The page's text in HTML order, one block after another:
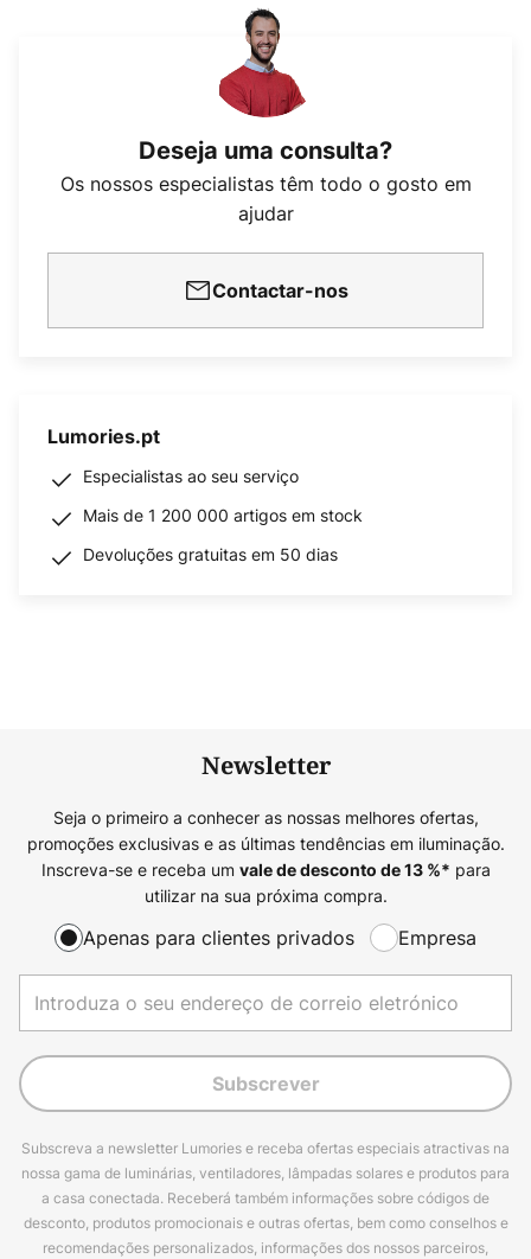
Deseja uma consulta?
Os nossos especialistas têm todo o gosto em
ajudar
Contactar-nos
Lumories.pt
Especialistas ao seu serviço
Mais de 1 200 000 artigos em stock
Devoluções gratuitas em 50 dias
Newsletter
Seja o primeiro a conhecer as nossas melhores ofertas,
promoções exclusivas e as últimas tendências em iluminação.
Inscreva-se e receba um vale de desconto de13%* para
utilizar na sua próxima compra.
Apenas para clientes privados Empresa
Subscrever
Subscreva a newsletter Lumories e receba ofertas especiais atractivas na
nossa gama de luminárias, ventiladores, lâmpadas solares e produtos para
a casa conectada. Receberá também informações sobre códigos de
desconto, produtos promocionais e outras ofertas, bem como conselhos e
recomendações personalizados, informações dos nossos parceiros,